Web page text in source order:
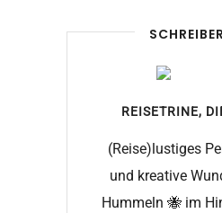
REISETRINE,
(Reise)lustiges
und kreative
Hummeln 🐝 im